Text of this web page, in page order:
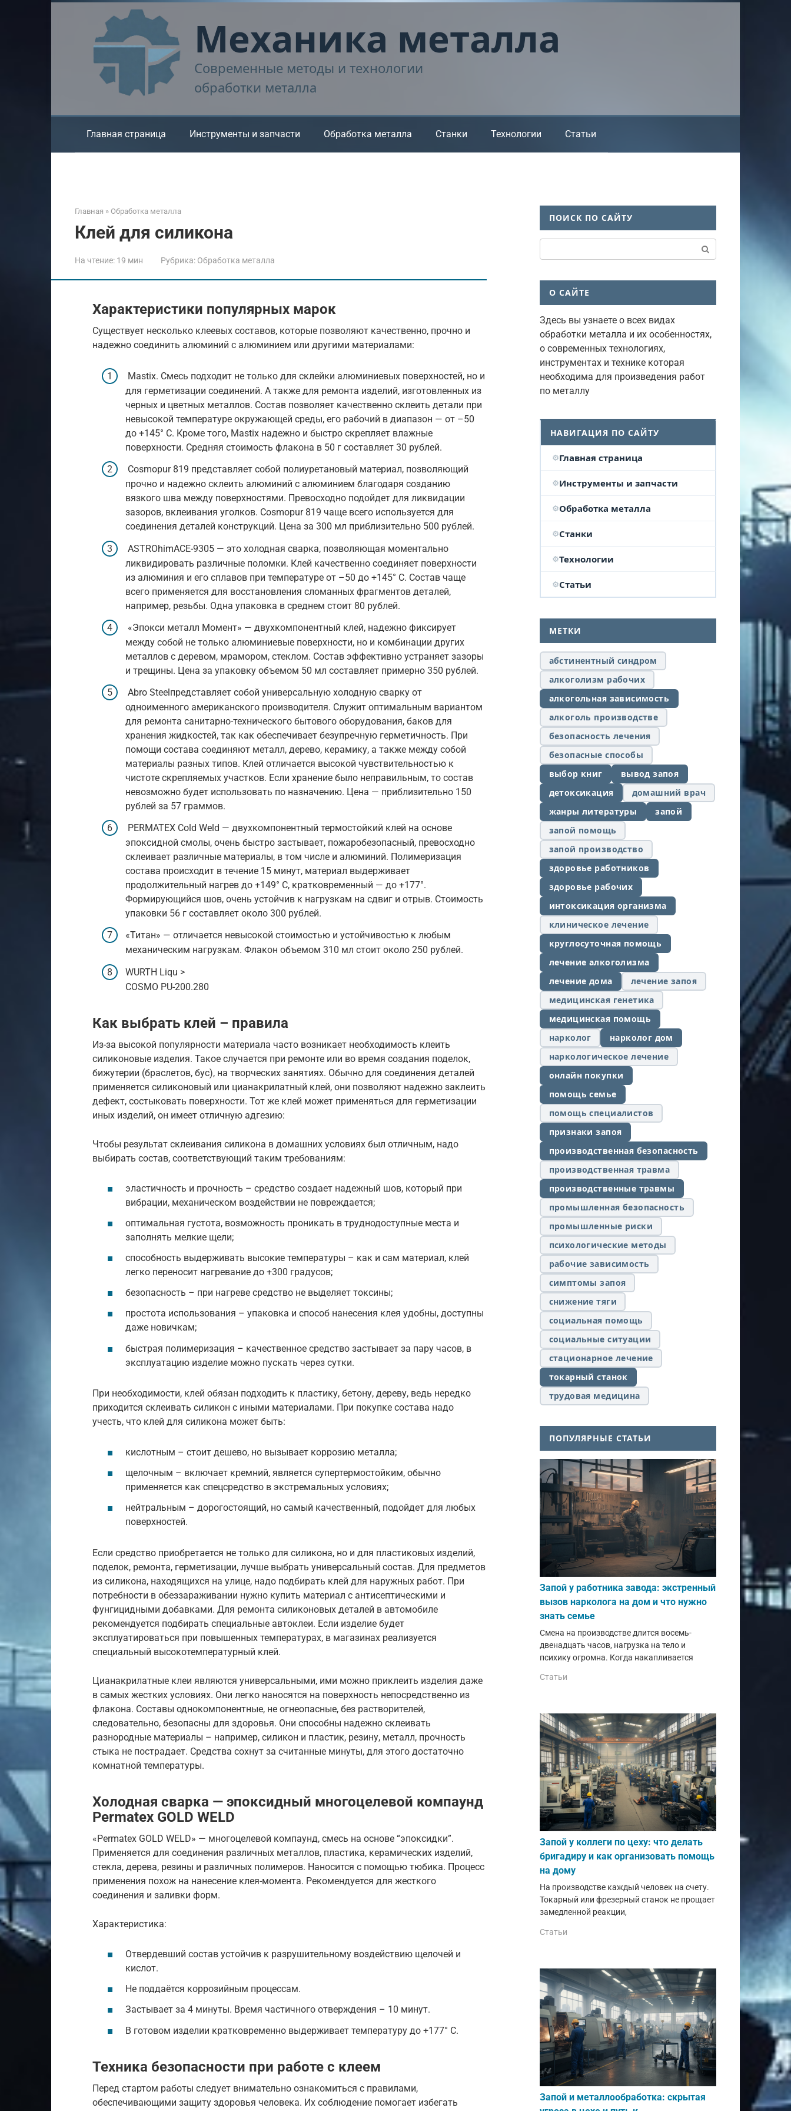
Механика металла
Современные методы и технологии
обработки металла
Главная страница Инструменты и запчасти Обработка металла Станки Технологии Статьи
Главная » Обработка металла
Клей для силикона
На чтение: 19 мин Рубрика: Обработка металла
Характеристики популярных марок
Существует несколько клеевых составов, которые позволяют качественно, прочно и
надежно соединить алюминий с алюминием или другими материалами:
Mastix. Смесь подходит не только для склейки алюминиевых поверхностей, но и
для герметизации соединений. А также для ремонта изделий, изготовленных из
черных и цветных металлов. Состав позволяет качественно склеить детали при
невысокой температуре окружающей среды, его рабочий в диапазон — от –50
до +145° С. Кроме того, Mastix надежно и быстро скрепляет влажные
поверхности. Средняя стоимость флакона в 50 г составляет 30 рублей.
Cosmopur 819 представляет собой полиуретановый материал, позволяющий
прочно и надежно склеить алюминий с алюминием благодаря созданию
вязкого шва между поверхностями. Превосходно подойдет для ликвидации
зазоров, вклеивания уголков. Cosmopur 819 чаще всего используется для
соединения деталей конструкций. Цена за 300 мл приблизительно 500 рублей.
ASTROhimACE-9305 — это холодная сварка, позволяющая моментально
ликвидировать различные поломки. Клей качественно соединяет поверхности
из алюминия и его сплавов при температуре от –50 до +145° С. Состав чаще
всего применяется для восстановления сломанных фрагментов деталей,
например, резьбы. Одна упаковка в среднем стоит 80 рублей.
«Эпокси металл Момент» — двухкомпонентный клей, надежно фиксирует
между собой не только алюминиевые поверхности, но и комбинации других
металлов с деревом, мрамором, стеклом. Состав эффективно устраняет зазоры
и трещины. Цена за упаковку объемом 50 мл составляет примерно 350 рублей.
Abro Steelпредставляет собой универсальную холодную сварку от
одноименного американского производителя. Служит оптимальным вариантом
для ремонта санитарно-технического бытового оборудования, баков для
хранения жидкостей, так как обеспечивает безупречную герметичность. При
помощи состава соединяют металл, дерево, керамику, а также между собой
материалы разных типов. Клей отличается высокой чувствительностью к
чистоте скрепляемых участков. Если хранение было неправильным, то состав
невозможно будет использовать по назначению. Цена — приблизительно 150
рублей за 57 граммов.
PERMATEX Cold Weld — двухкомпонентный термостойкий клей на основе
эпоксидной смолы, очень быстро застывает, пожаробезопасный, превосходно
склеивает различные материалы, в том числе и алюминий. Полимеризация
состава происходит в течение 15 минут, материал выдерживает
продолжительный нагрев до +149° С, кратковременный — до +177°.
Формирующийся шов, очень устойчив к нагрузкам на сдвиг и отрыв. Стоимость
упаковки 56 г составляет около 300 рублей.
«Титан» — отличается невысокой стоимостью и устойчивостью к любым
механическим нагрузкам. Флакон объемом 310 мл стоит около 250 рублей.
WURTH Liqu >
COSMO PU-200.280
Как выбрать клей – правила
Из-за высокой популярности материала часто возникает необходимость клеить
силиконовые изделия. Такое случается при ремонте или во время создания поделок,
бижутерии (браслетов, бус), на творческих занятиях. Обычно для соединения деталей
применяется силиконовый или цианакрилатный клей, они позволяют надежно заклеить
дефект, состыковать поверхности. Тот же клей может применяться для герметизации
иных изделий, он имеет отличную адгезию:
Чтобы результат склеивания силикона в домашних условиях был отличным, надо
выбирать состав, соответствующий таким требованиям:
эластичность и прочность – средство создает надежный шов, который при
вибрации, механическом воздействии не повреждается;
оптимальная густота, возможность проникать в труднодоступные места и
заполнять мелкие щели;
способность выдерживать высокие температуры – как и сам материал, клей
легко переносит нагревание до +300 градусов;
безопасность – при нагреве средство не выделяет токсины;
простота использования – упаковка и способ нанесения клея удобны, доступны
даже новичкам;
быстрая полимеризация – качественное средство застывает за пару часов, в
эксплуатацию изделие можно пускать через сутки.
При необходимости, клей обязан подходить к пластику, бетону, дереву, ведь нередко
приходится склеивать силикон с иными материалами. При покупке состава надо
учесть, что клей для силикона может быть:
кислотным – стоит дешево, но вызывает коррозию металла;
щелочным – включает кремний, является супертермостойким, обычно
применяется как спецсредство в экстремальных условиях;
нейтральным – дорогостоящий, но самый качественный, подойдет для любых
поверхностей.
Если средство приобретается не только для силикона, но и для пластиковых изделий,
поделок, ремонта, герметизации, лучше выбрать универсальный состав. Для предметов
из силикона, находящихся на улице, надо подбирать клей для наружных работ. При
потребности в обеззараживании нужно купить материал с антисептическими и
фунгицидными добавками. Для ремонта силиконовых деталей в автомобиле
рекомендуется подбирать специальные автоклеи. Если изделие будет
эксплуатироваться при повышенных температурах, в магазинах реализуется
специальный высокотемпературный клей.
Цианакрилатные клеи являются универсальными, ими можно приклеить изделия даже
в самых жестких условиях. Они легко наносятся на поверхность непосредственно из
флакона. Составы однокомпонентные, не огнеопасные, без растворителей,
следовательно, безопасны для здоровья. Они способны надежно склеивать
разнородные материалы – например, силикон и пластик, резину, металл, прочность
стыка не пострадает. Средства сохнут за считанные минуты, для этого достаточно
комнатной температуры.
Холодная сварка — эпоксидный многоцелевой компаунд
Permatex GOLD WELD
«Permatex GOLD WELD» — многоцелевой компаунд, смесь на основе “эпоксидки”.
Применяется для соединения различных металлов, пластика, керамических изделий,
стекла, дерева, резины и различных полимеров. Наносится с помощью тюбика. Процесс
применения похож на нанесение клея-момента. Рекомендуется для жесткого
соединения и заливки форм.
Характеристика:
Отвердевший состав устойчив к разрушительному воздействию щелочей и
кислот.
Не поддаётся коррозийным процессам.
Застывает за 4 минуты. Время частичного отверждения – 10 минут.
В готовом изделии кратковременно выдерживает температуру до +177° С.
Техника безопасности при работе с клеем
Перед стартом работы следует внимательно ознакомиться с правилами,
обеспечивающими защиту здоровья человека. Их соблюдение помогает избегать
ПОИСК ПО САЙТУ
О САЙТЕ
Здесь вы узнаете о всех видах
обработки металла и их особенностях,
о современных технологиях,
инструментах и технике которая
необходима для произведения работ
по металлу
НАВИГАЦИЯ ПО САЙТУ
Главная страница
Инструменты и запчасти
Обработка металла
Станки
Технологии
Статьи
МЕТКИ
абстинентный синдром
алкоголизм рабочих
алкогольная зависимость
алкоголь производстве
безопасность лечения
безопасные способы
выбор книг
вывод запоя
детоксикация
домашний врач
жанры литературы
запой
запой помощь
запой производство
здоровье работников
здоровье рабочих
интоксикация организма
клиническое лечение
круглосуточная помощь
лечение алкоголизма
лечение дома
лечение запоя
медицинская генетика
медицинская помощь
нарколог
нарколог дом
наркологическое лечение
онлайн покупки
помощь семье
помощь специалистов
признаки запоя
производственная безопасность
производственная травма
производственные травмы
промышленная безопасность
промышленные риски
психологические методы
рабочие зависимость
симптомы запоя
снижение тяги
социальная помощь
социальные ситуации
стационарное лечение
токарный станок
трудовая медицина
ПОПУЛЯРНЫЕ СТАТЬИ
Запой у работника завода: экстренный
вызов нарколога на дом и что нужно
знать семье
Смена на производстве длится восемь-
двенадцать часов, нагрузка на тело и
психику огромна. Когда накапливается
Статьи
Запой у коллеги по цеху: что делать
бригадиру и как организовать помощь
на дому
На производстве каждый человек на счету.
Токарный или фрезерный станок не прощает
замедленной реакции,
Статьи
Запой и металлообработка: скрытая